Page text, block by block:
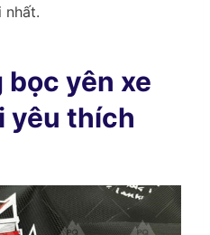
nhất.
yên xe
yêu thích